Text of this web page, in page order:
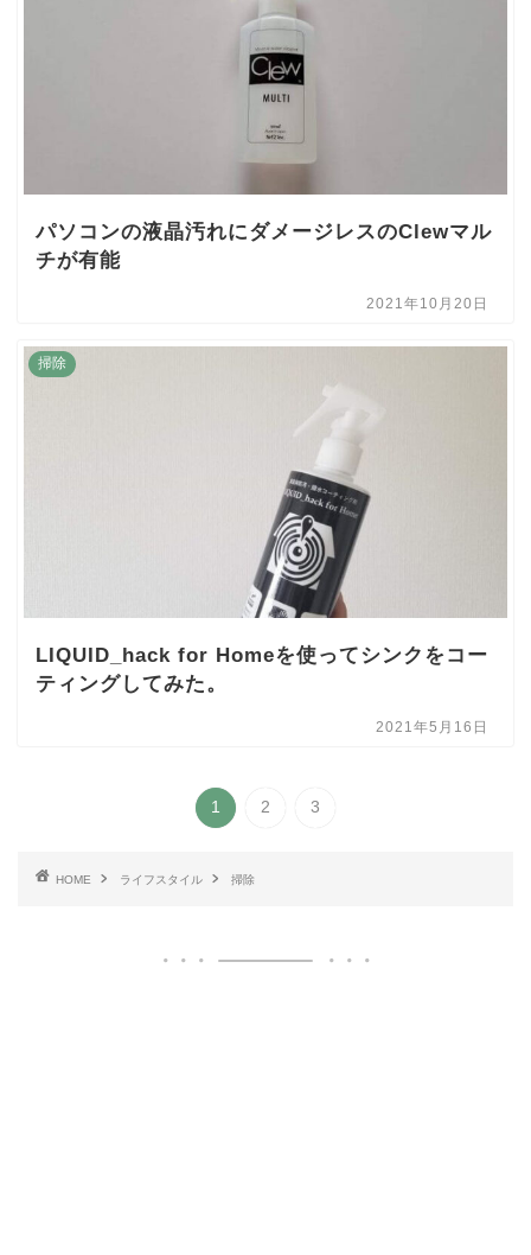
パソコンの液晶汚れにダメージレスのClewマル
チが有能
2021年10月20日
掃除
LIQUID_hack for Homeを使ってシンクをコー
ティングしてみた。
2021年5月16日
1 2 3
HOME ライフスタイル 掃除